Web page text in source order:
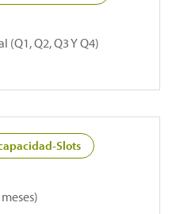
(Q1, Q2, Q3 Y Q4)
Slots